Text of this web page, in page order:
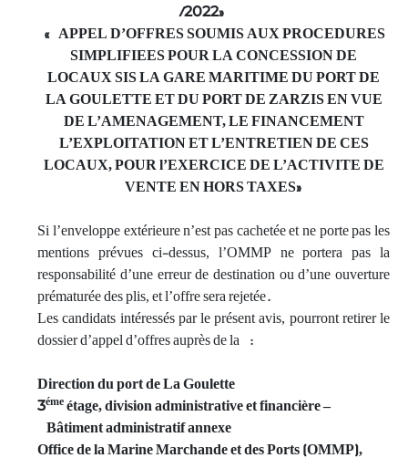
/2022»
« APPEL D’OFFRESSOUMIS AUX PROCEDURES
SIMPLIFIEESPOUR LA CONCESSION DE
LOCAUX SIS LA GARE MARITIME DU PORT DE
LA GOULETTE ET DU PORT DE ZARZIS EN VUE
DE L’AMENAGEMENT, LE FINANCEMENT
L’EXPLOITATION ET L’ENTRETIEN DE CES
LOCAUX, POUR l’EXERCICE DE L’ACTIVITE DE
VENTE EN HORS TAXES»
Si l’enveloppe extérieure n’est pas cachetée et ne porte pas les
mentions prévues ci-dessus, l’OMMP ne portera pas la
responsabilité d’une erreur de destination ou d’une ouverture
prématurée des plis, et l’offre sera rejetée.
Les candidats intéressés par le présent avis, pourront retirer le
dossier d’appel d’offres auprès de la :
Direction du port de La Goulette
3éme étage, division administrative et financière –
Bâtiment administratif annexe
Office de la Marine Marchande et des Ports (OMMP),